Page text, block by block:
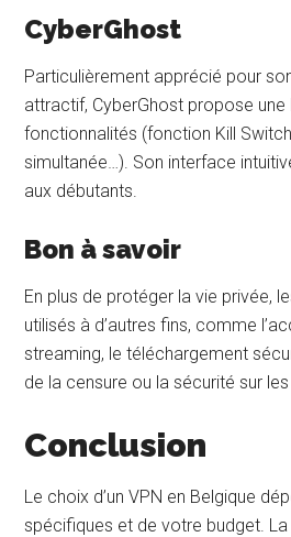
CyberGhost
Particulièrement apprécié pour
attractif, CyberGhost propose
fonctionnalités (fonction Kill
simultanée…). Son interface
aux débutants.
Bon à savoir
En plus de protéger la vie privée,
utilisés à d’autres fins, comme
streaming, le téléchargement
de la censure ou la sécurité sur
Conclusion
Le choix d’un VPN en Belgique
spécifiques et de votre budget.